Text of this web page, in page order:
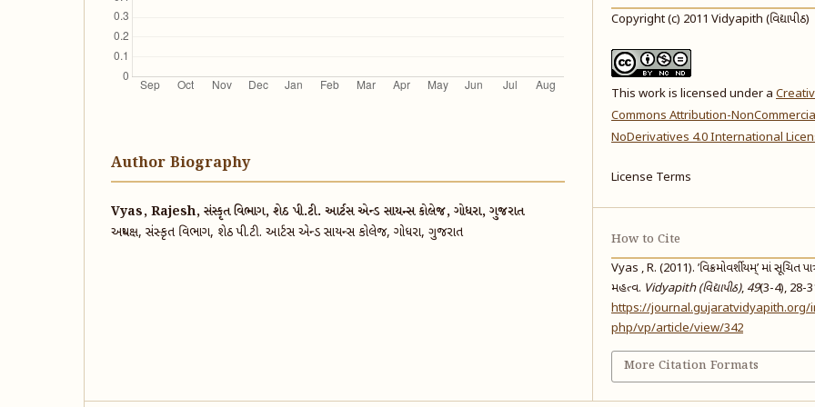
Author Biography
Vyas, Rajesh, સંસ્કૃત વિભાગ, ​શેઠ પી.ટી. આર્ટસ એન્ડ સાયન્સ કોલેજ, ​ગોધરા,​ ગુજરાત
​અધ્યક્ષ, સંસ્કૃત વિભાગ, ​શેઠ પી.ટી. આર્ટસ એન્ડ સાયન્સ કોલેજ,​ ગોધરા,​ ગુજરાત
Copyright (c) 2011 Vidyapith (વિદ્યાપીઠ)
This work is licensed under a
Commons Attribution-
NoDerivatives 4.0 International
License Terms
How to Cite
Vyas , R. (2011). ’વિક્રમોવર્શીયમ્’ માં સૂચિત
મહત્વ. Vidyapith (વિદ્યાપીઠ), 49(3-4), 28-
https://journal.gujaratvidyapith.org/
php/vp/article/view/342
More Citation Formats